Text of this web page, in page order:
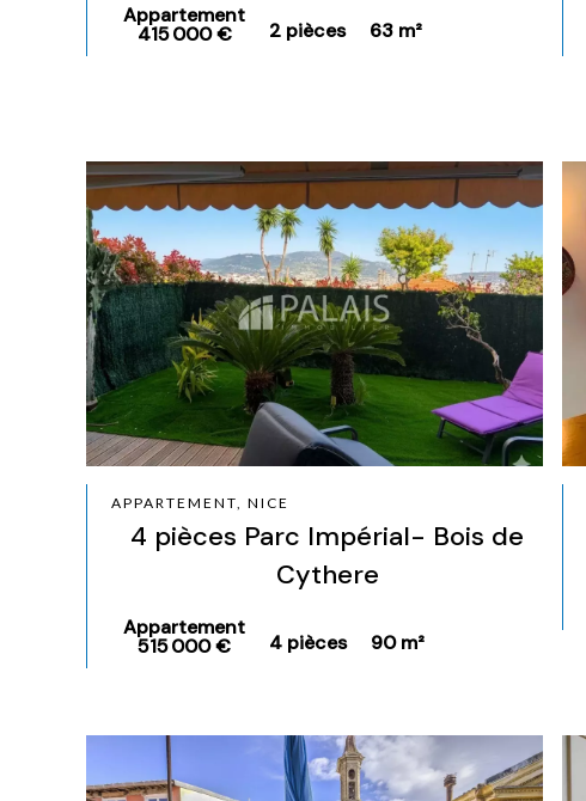
Appartement
415 000 € 2 pièces 63 m²
APPARTEMENT, NICE
4 pièces Parc Impérial- Bois de
Cythere
Appartement
515 000 € 4 pièces 90 m²